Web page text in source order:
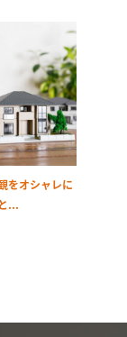
をオシャレに
...